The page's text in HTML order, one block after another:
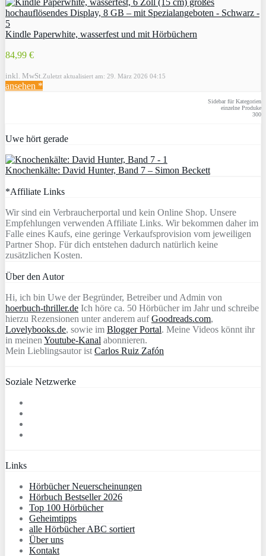
Kindle Paperwhite, wasserfest und mit Hörbüchern
84,99 €
inkl. MwSt. Zuletzt aktualisiert am: 29. März 2026 04:15
ansehen *
Sidebar für Kategorien
einzelne Produke
300
Uwe hört gerade
Knochenkälte: David Hunter, Band 7 – Simon Beckett
*Affiliate Links
Wir sind ein Verbraucherportal und kein Online Shop. Unsere
Empfehlungen verwenden Affiliate Links. Wir bekommen daher im
Falle eines Kaufs, eine geringe Verkaufsprovision vom jeweiligen
Partner Shop. Für dich entstehen dadurch natürlich keine
zusätzlichen Kosten.
Über den Autor
Hi, ich bin Uwe der Begründer, Betreiber und Admin von
hoerbuch-thriller.de Ich höre ca. 50 Hörbücher im Jahr und schreibe
hierzu Rezensionen unter anderem aufGoodreads.com,
Lovelybooks.de, sowie im Blogger Portal. Meine Videos könnt ihr
in meinen Youtube-Kanal abonnieren.
Mein Lieblingsautor ist Carlos Ruiz Zafón
Soziale Netzwerke
Links
Hörbücher Neuerscheinungen
Hörbuch Bestseller 2026
Top 100 Hörbücher
Geheimtipps
alle Hörbücher ABC sortiert
Über uns
Kontakt